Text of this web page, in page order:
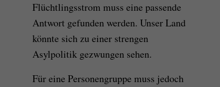
Flüchtlingsstrom muss eine passende
Antwort gefunden werden. Unser Land
könnte sich zu einer strengen
Asylpolitik gezwungen sehen.
Für eine Personengruppe muss jedoch